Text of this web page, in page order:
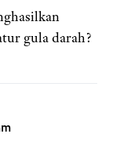
gula darah?